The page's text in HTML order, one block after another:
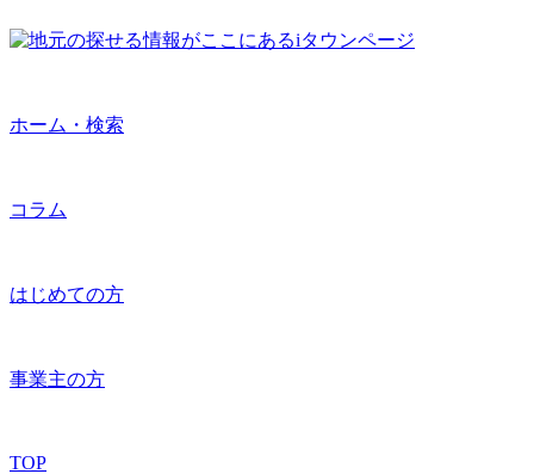
ホーム・検索
コラム
はじめての方
事業主の方
TOP